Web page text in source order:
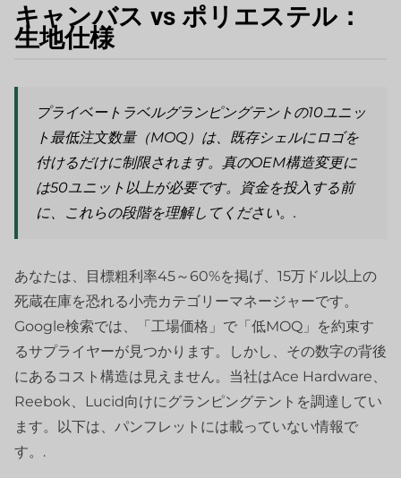
キャンバス vs ポリエステル：
生地仕様
プライベートラベルグランピングテントの10ユニッ
ト最低注文数量（MOQ）は、既存シェルにロゴを
付けるだけに制限されます。真のOEM構造変更に
は50ユニット以上が必要です。資金を投入する前
に、これらの段階を理解してください。.
あなたは、目標粗利率45～60%を掲げ、15万ドル以上の
死蔵在庫を恐れる小売カテゴリーマネージャーです。
Google検索では、「工場価格」で「低MOQ」を約束す
るサプライヤーが見つかります。しかし、その数字の背後
にあるコスト構造は見えません。当社はAce Hardware、
Reebok、Lucid向けにグランピングテントを調達してい
ます。以下は、パンフレットには載っていない情報で
す。.